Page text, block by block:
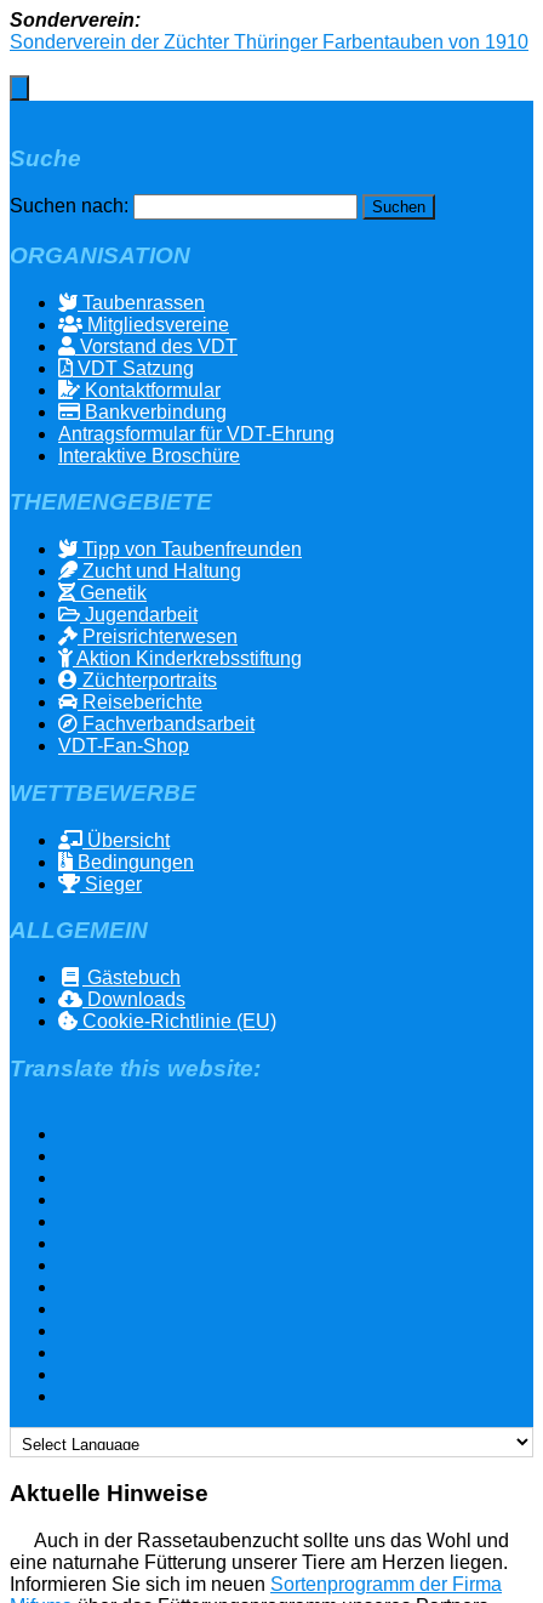
Sonderverein:
Sonderverein der Züchter Thüringer Farbentauben von 1910
Suche
Suchen nach:
ORGANISATION
Taubenrassen
Mitgliedsvereine
Vorstand des VDT
VDT Satzung
Kontaktformular
Bankverbindung
Antragsformular für VDT-Ehrung
Interaktive Broschüre
THEMENGEBIETE
Tipp von Taubenfreunden
Zucht und Haltung
Genetik
Jugendarbeit
Preisrichterwesen
Aktion Kinderkrebsstiftung
Züchterportraits
Reiseberichte
Fachverbandsarbeit
VDT-Fan-Shop
WETTBEWERBE
Übersicht
Bedingungen
Sieger
ALLGEMEIN
Gästebuch
Downloads
Cookie-Richtlinie (EU)
Translate this website:
Aktuelle Hinweise
Auch in der Rassetaubenzucht sollte uns das Wohl und
eine naturnahe Fütterung unserer Tiere am Herzen liegen.
Informieren Sie sich im neuen Sortenprogramm der Firma